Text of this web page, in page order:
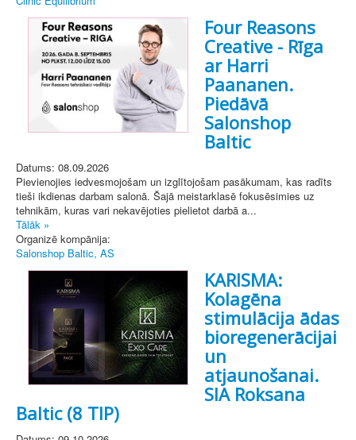
Four Reasons
Creative - Rīga
ar Harri
Paananen.
Piedāvā
Salonshop
Baltic
Datums: 08.09.2026
Pievienojies iedvesmojošam un izglītojošam pasākumam, kas radīts
tieši ikdienas darbam salonā. Šajā meistarklasē fokusēsimies uz
tehnikām, kuras vari nekavējoties pielietot darbā a...
Tālāk »
Organizē kompānija:
Salonshop Baltic, AS
KARISMA:
Kolagēna
stimulācija ādas
bioregenerācijai
un
atjaunošanai.
SIA Roksana
Baltic (8 TIP)